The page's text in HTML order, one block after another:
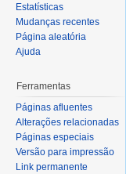
Estatísticas
Mudanças recentes
Página aleatória
Ajuda
Ferramentas
Páginas afluentes
Alterações relacionadas
Páginas especiais
Versão para impressão
Link permanente